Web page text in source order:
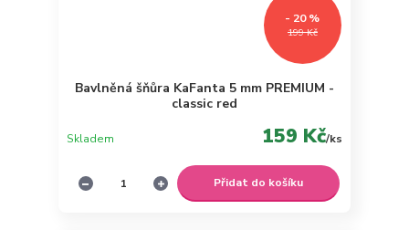
199 Kč
- 20 %
Bavlněná šňůra KaFanta 5 mm PREMIUM -
classic red
159 Kč/ks
Skladem
Přidat do košíku